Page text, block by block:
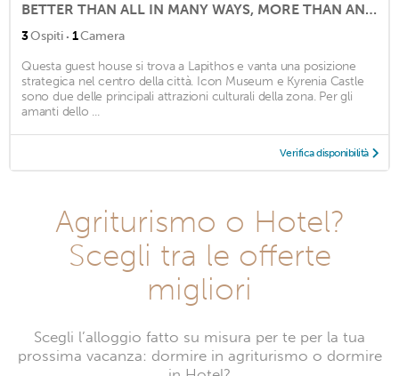
BETTER THAN ALL IN MANY WAYS, MORE THAN AN ACCOMODATION, YOU WILL FEEL IT LIKE H
3Ospiti · 1Camera
Questa guest house si trova a Lapithos e vanta una posizione
strategica nel centro della città. Icon Museum e Kyrenia Castle
sono due delle principali attrazioni culturali della zona. Per gli
amanti dello ...
Verifica disponibilità
Agriturismo o Hotel?
Scegli tra le offerte
migliori
Scegli l’alloggio fatto su misura per te per la tua
prossima vacanza: dormire in agriturismo o dormire